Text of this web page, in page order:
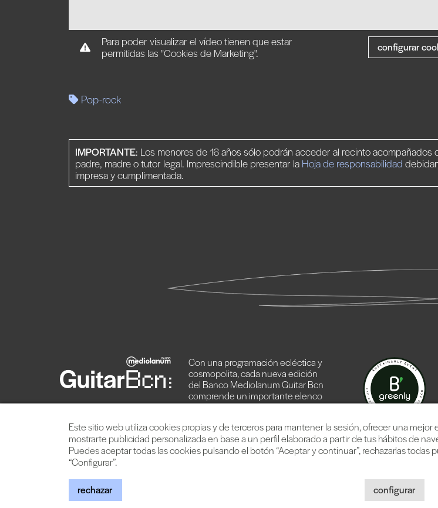
Para poder visualizar el vídeo tienen que estar
permitidas las "Cookies de Marketing".
configurar
Pop-rock
IMPORTANTE: Los menores de 16 años sólo podrán acceder al recinto acompañados
padre, madre o tutor legal. Imprescindible presentar la Hoja de responsabilidad
impresa y cumplimentada.
Con una programación ecléctica y
cosmopolita, cada nueva edición
del Banco Mediolanum Guitar Bcn
comprende un importante elenco
de artistas de primera línea.
Aviso legal|Política
Este sitio web utiliza cookies propias y de terceros para mantener la sesión, ofrecer una
mostrarte publicidad personalizada en base a un perfil elaborado a partir de tus hábitos de
Puedes aceptar todas las cookies pulsando el botón “Aceptar y continuar”, rechazarlas
“Configurar”.
rechazar configurar